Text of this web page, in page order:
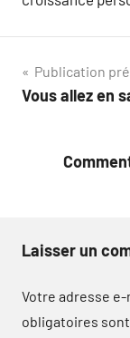
de
Publication
Vous allez en
Laisser un
Votre adresse e-
obligatoires